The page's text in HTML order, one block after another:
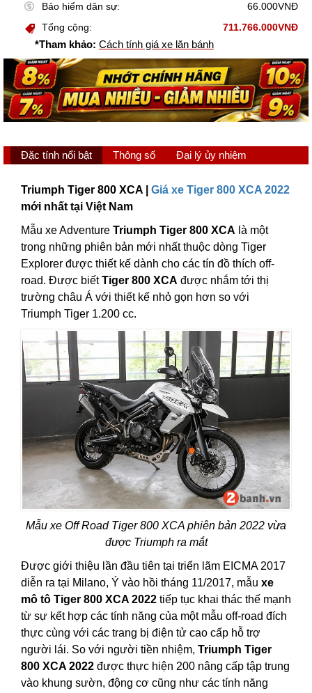
Bảo hiểm dân sự:
66.000VNĐ
Tổng cộng:
711.766.000VNĐ
*Tham khảo: Cách tính giá xe lăn bánh
Đặc tính nổi bật Thông số Đại lý ủy nhiệm
Triumph Tiger 800 XCA | Giá xe Tiger 800 XCA 2022
mới nhất tại Việt Nam
Mẫu xe Adventure Triumph Tiger 800 XCA là một
trong những phiên bản mới nhất thuộc dòng Tiger
Explorer được thiết kế dành cho các tín đồ thích off-
road. Được biếtTiger 800 XCA được nhắm tới thị
trường châu Á với thiết kế nhỏ gọn hơn so với
Triumph Tiger 1.200 cc.
Mẫu xe Off Road Tiger 800 XCA phiên bản 2022 vừa
được Triumph ra mắt
Được giới thiệu lần đầu tiên tại triển lãm EICMA 2017
diễn ra tại Milano, Ý vào hồi tháng 11/2017, mẫu xe
mô tô Tiger 800 XCA 2022 tiếp tục khai thác thế mạnh
từ sự kết hợp các tính năng của một mẫu off-road đích
thực cùng với các trang bị điện tử cao cấp hỗ trợ
người lái. So với người tiền nhiệm, Triumph Tiger
800 XCA 2022 được thực hiện 200 nâng cấp tập trung
vào khung sườn, động cơ cũng như các tính năng